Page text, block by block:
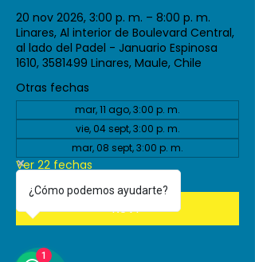
20 nov 2026, 3:00 p. m. – 8:00 p. m.
Linares, Al interior de Boulevard Central,
al lado del Padel - Januario Espinosa
1610, 3581499 Linares, Maule, Chile
Otras fechas
mar, 11 ago, 3:00 p. m.
vie, 04 sept, 3:00 p. m.
mar, 08 sept, 3:00 p. m.
Ver 22 fechas
RSVP
¿Cómo podemos ayudarte?
1